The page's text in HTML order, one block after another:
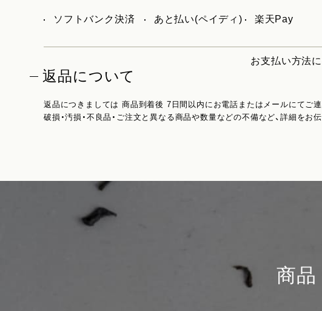
ソフトバンク決済 あと払い(ペイディ) 楽天Pay
お支払い方法
返品について
返品につきましては 商品到着後 7日間以内にお電話またはメールにてご連
破損・汚損・不良品・ご注文と異なる商品や数量などの不備など、詳細をお伝
商品